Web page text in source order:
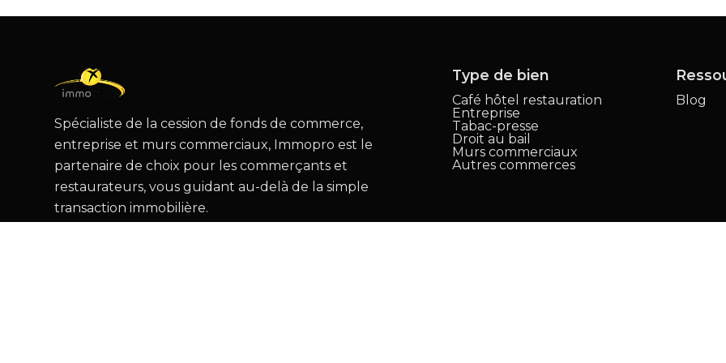
Spécialiste de la cession de fonds de commerce,
entreprise et murs commerciaux, Immopro est le
partenaire de choix pour les commerçants et
restaurateurs, vous guidant au-delà de la simple
transaction immobilière.
Type de bien
Café hôtel restauration
Entreprise
Tabac-presse
Droit au bail
Murs commerciaux
Autres commerces
Blog